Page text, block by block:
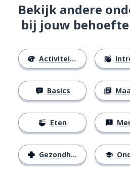
Bekijk andere
bij jouw
Activiteiten
Basics
Eten
Gezondheid